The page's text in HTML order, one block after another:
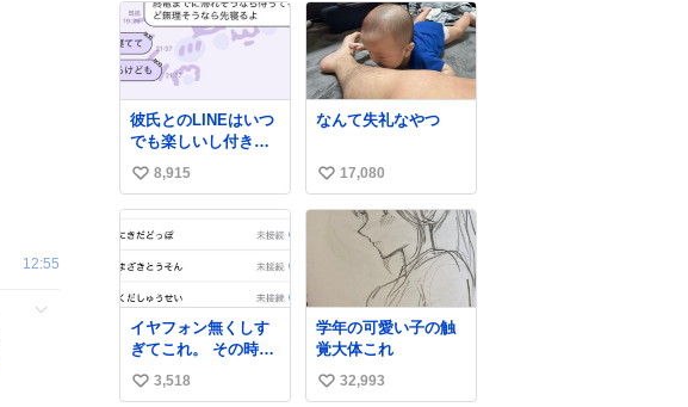
12:55
ね
数
ね
数
彼氏とのLINEはいつ
でも楽しいし付き合
いたての頃の嬉しか
ったLINEは無限にあ
るけど(同棲前は1日
で各50通くらい送り
かったのはこれ
い
い
ね
数
8,915
なんて失礼なやつ
い
い
17,080
イヤフォン無くしす
ぎてこれ。 その時好
きだった男のセコム
の名前にしてる
い
3,518
学年の可愛い子の触
覚大体これ
い
32,993